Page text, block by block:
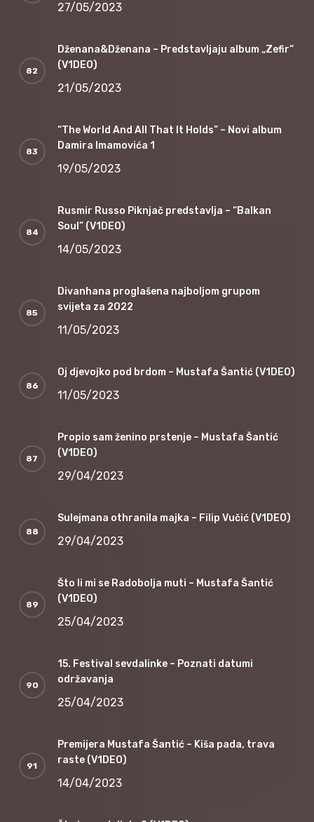
27/05/2023
Dženana&Dženana – Predstavljaju album „Zefir“
(V1DEO)
21/05/2023
“The World And All That It Holds” – Novi album
Damira Imamovića 1
19/05/2023
Rusmir Russo Piknjač predstavlja – “Balkan
Soul” (V1DEO)
14/05/2023
Divanhana proglašena najboljom grupom
svijeta za 2022
11/05/2023
Oj djevojko pod brdom – Mustafa Šantić (V1DEO)
11/05/2023
Propio sam ženino prstenje – Mustafa Šantić
(V1DEO)
29/04/2023
Sulejmana othranila majka – Filip Vučić (V1DEO)
29/04/2023
Što li mi se Radobolja muti – Mustafa Šantić
(V1DEO)
25/04/2023
15. Festival sevdalinke – Poznati datumi
održavanja
25/04/2023
Premijera Mustafa Šantić – Kiša pada, trava
raste (V1DEO)
14/04/2023